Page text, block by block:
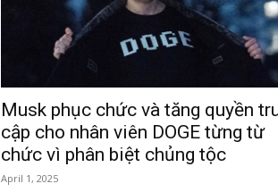
Musk phục chức và tăng quyền
cập cho nhân viên DOGE từng từ
chức vì phân biệt chủng tộc
April 1, 2025